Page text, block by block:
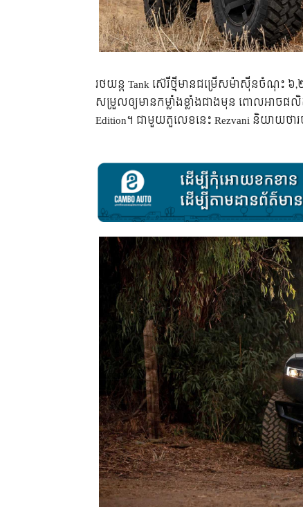
រថយន្ត​ Tank ស៊េរី​ថ្មី​មាន​ជម្រើស​ម៉ាស៊ីន​ចំណុះ ៦
សម្រួល​ឲ្យ​មាន​កម្លាំង​ខ្លាំង​ជាង​មុន ពោល​អាច​ផ
Edition។ ជា​មួយ​តួ​លេខ​នេះ Rezvani និយាយ​ថា​រ